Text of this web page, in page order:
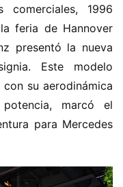
1996
feria de Hannover
presentó la nueva
Este modelo
su aerodinámica
marcó el
para Mercedes